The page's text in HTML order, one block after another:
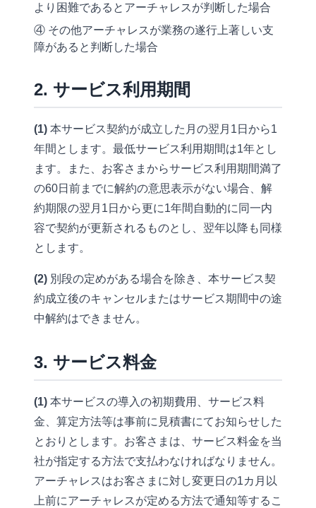
より困難であるとアーチャレスが判断した場合
④ その他アーチャレスが業務の遂行上著しい支
障があると判断した場合
2. サービス利用期間
(1) 本サービス契約が成立した月の翌月1日から1
年間とします。最低サービス利用期間は1年とし
ます。また、お客さまからサービス利用期間満了
の60日前までに解約の意思表示がない場合、解
約期限の翌月1日から更に1年間自動的に同一内
容で契約が更新されるものとし、翌年以降も同様
とします。
(2) 別段の定めがある場合を除き、本サービス契
約成立後のキャンセルまたはサービス期間中の途
中解約はできません。
3. サービス料金
(1) 本サービスの導入の初期費用、サービス料
金、算定方法等は事前に見積書にてお知らせした
とおりとします。お客さまは、サービス料金を当
社が指定する方法で支払わなければなりません。
アーチャレスはお客さまに対し変更日の1カ月以
上前にアーチャレスが定める方法で通知等するこ